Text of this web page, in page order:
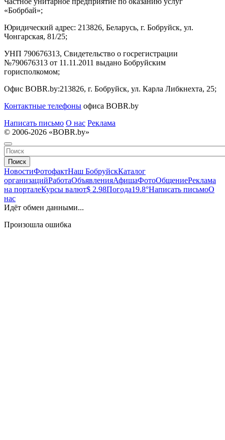
«Бобрбай»;
Юридический адрес: 213826, Беларусь, г. Бобруйск, ул.
Чонгарская, 81/25;
УНП 790676313, Свидетельство о госрегистрации
№790676313 от 11.11.2011 выдано Бобруйским
горисполкомом;
Офис BOBR.by:213826, г. Бобруйск, ул. Карла Либкнехта, 25;
Контактные телефоны офиса BOBR.by
Написать письмо О нас Реклама
© 2006-2026 «BOBR.by»
Поиск
НовостиФотофактНаш БобруйскКаталог
организацийРаботаОбъявленияАфишаФотоОбщениеРеклама
на порталеКурсы валют$ 2.98Погода19.8°Написать письмоО
нас
Идёт обмен данными...
Произошла ошибка